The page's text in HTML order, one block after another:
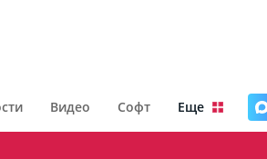
Видео Софт Еще